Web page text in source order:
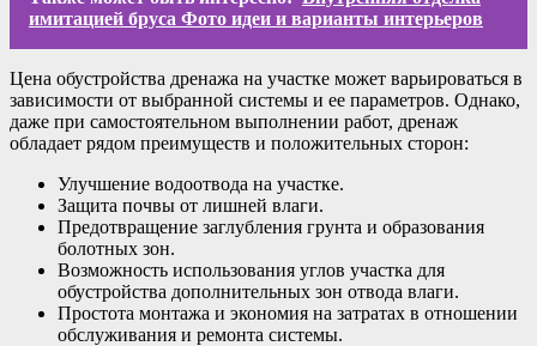
имитацией бруса Фото идеи и варианты интерьеров
Цена обустройства дренажа на участке может варьироваться в
зависимости от выбранной системы и ее параметров. Однако,
даже при самостоятельном выполнении работ, дренаж
обладает рядом преимуществ и положительных сторон:
Улучшение водоотвода на участке.
Защита почвы от лишней влаги.
Предотвращение заглубления грунта и образования
болотных зон.
Возможность использования углов участка для
обустройства дополнительных зон отвода влаги.
Простота монтажа и экономия на затратах в отношении
обслуживания и ремонта системы.